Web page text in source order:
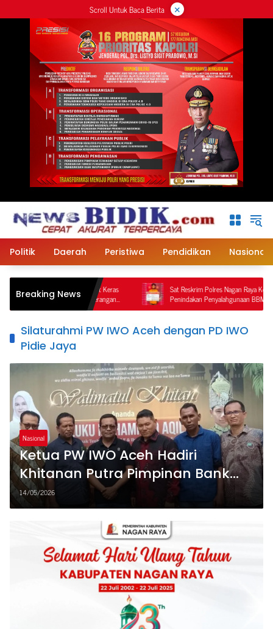
ke
Scroll Untuk Baca Berita ×
Politik Daerah Peristiwa Pendidikan Nasional
Breaking News
Pengedar Obat Keras
Sorotan, Keterangan
Video
Sat Reskrim Polres Nagan Raya Kembali Lakukan
Penindakan Penyalahgunaan BBM Bersubsidi, Tiga
Tersangka Ditahan.
Silaturahmi PW IWO Aceh dengan PD IWO
Pidie Jaya
Nasional
Ketua PW IWO Aceh Hadiri
Khitanan Putra Pimpinan Bank
Aceh Ulee Glee, Pererat
Silaturahmi dengan PD IWO Pidie
14/05/2026